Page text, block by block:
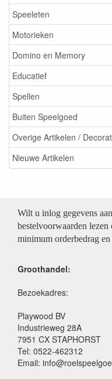
Speeleten
Motorieken
Domino en Memory
Educatief
Spellen
Buiten Speelgoed
Overige Artikelen /
Nieuwe Artikelen
Wilt u inlog gegevens
bestelvoorwaarden
minimum orderbedrag
Groothandel:
Bezoekadres:
Playwood BV
Industrieweg 28A
7951 CX STAPHORST
Tel: 0522-462312
Email: